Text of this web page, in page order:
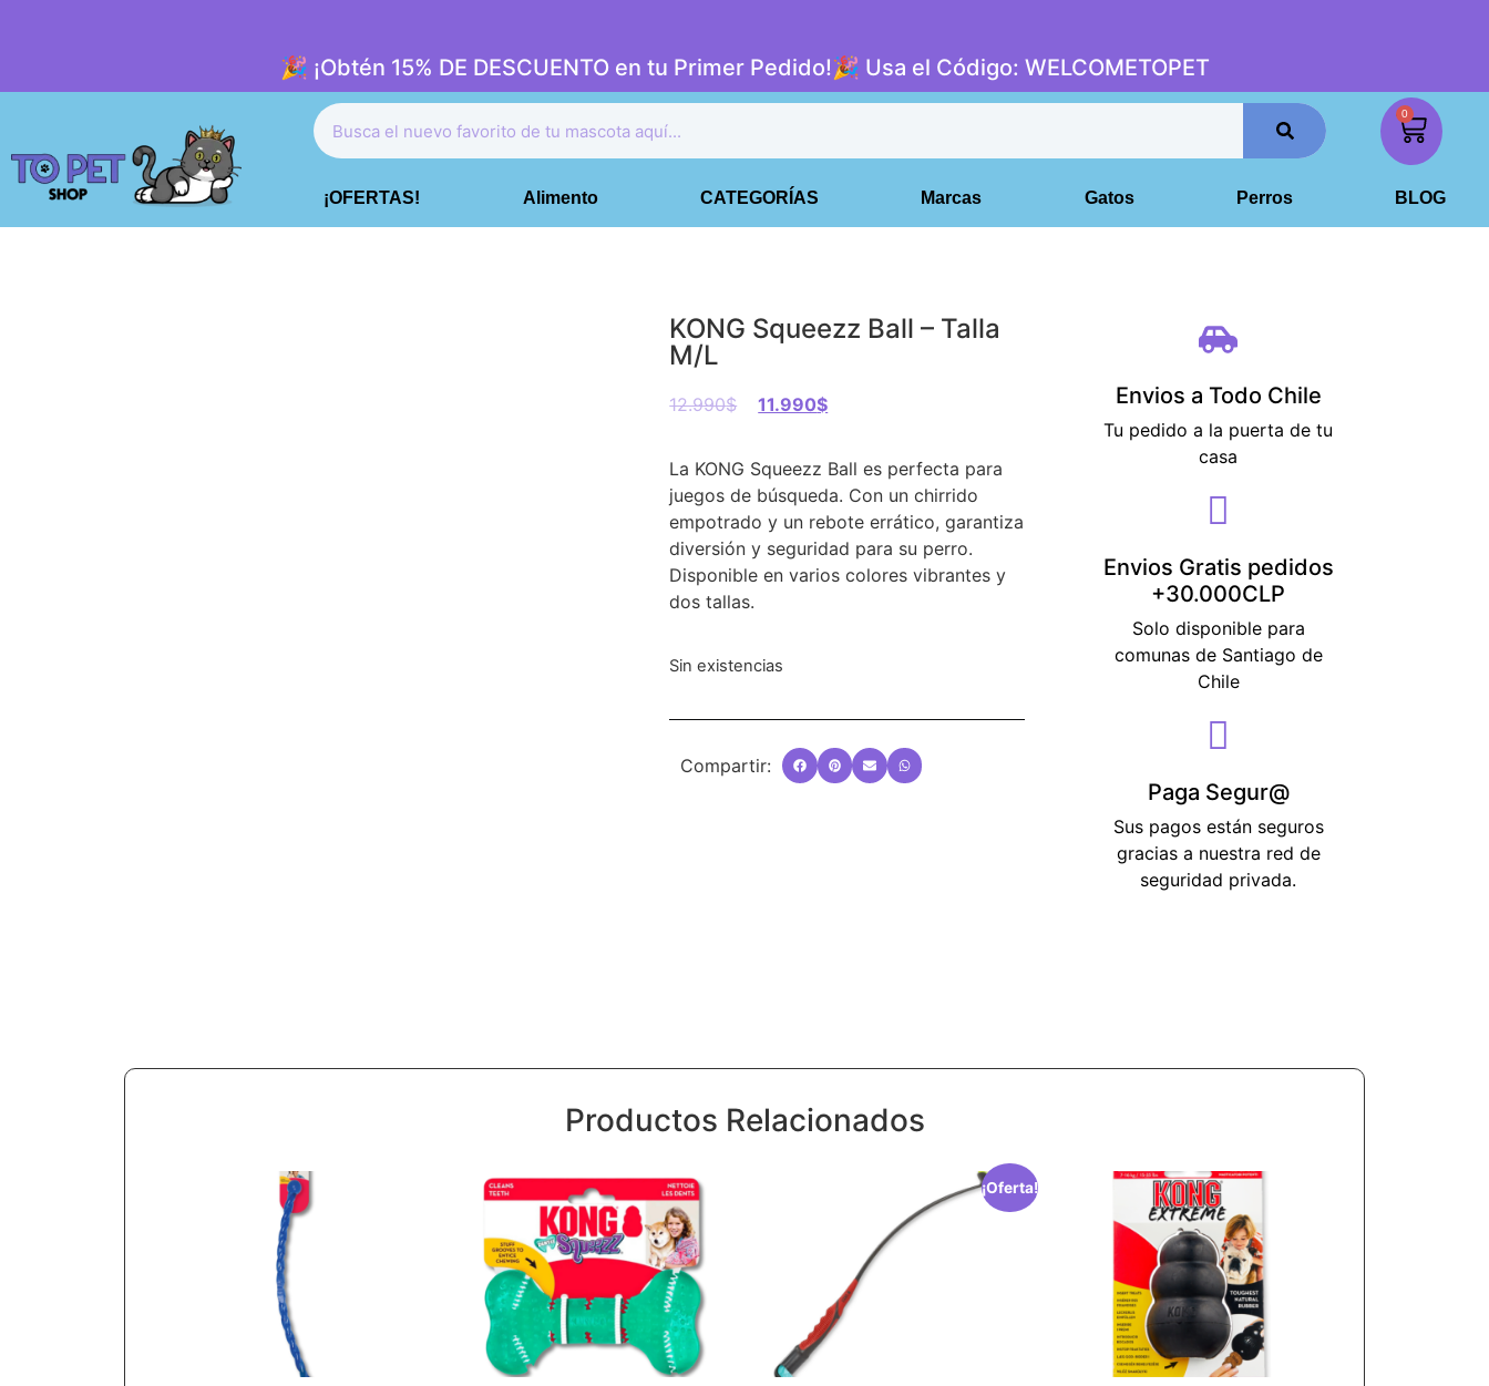
🎉 ¡Obtén 15% DE DESCUENTO en tu Primer Pedido!🎉 Usa el Código: WELCOMETOPET
0
¡OFERTAS! Alimento CATEGORÍAS Marcas Gatos Perros BLOG
KONG Squeezz Ball – Talla
M/L
12.990$ 11.990$
La KONG Squeezz Ball es perfecta para
juegos de búsqueda. Con un chirrido
empotrado y un rebote errático, garantiza
diversión y seguridad para su perro.
Disponible en varios colores vibrantes y
dos tallas.
Sin existencias
Compartir:
Envios a Todo Chile
Tu pedido a la puerta de tu
casa
Envios Gratis pedidos
+30.000CLP
Solo disponible para
comunas de Santiago de
Chile
Paga Segur@
Sus pagos están seguros
gracias a nuestra red de
seguridad privada.
Productos Relacionados
¡Oferta!